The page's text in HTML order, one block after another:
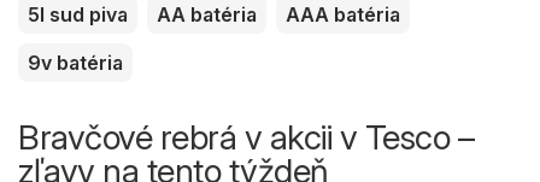
5l sud piva
AA batéria
AAA batéria
9v batéria
Bravčové rebrá v akcii v Tesco –
zľavy na tento týždeň